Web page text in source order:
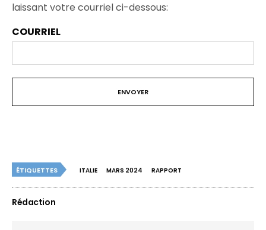
laissant votre courriel ci-dessous:
COURRIEL
ÉTIQUETTES ITALIE MARS 2024 RAPPORT
Rédaction